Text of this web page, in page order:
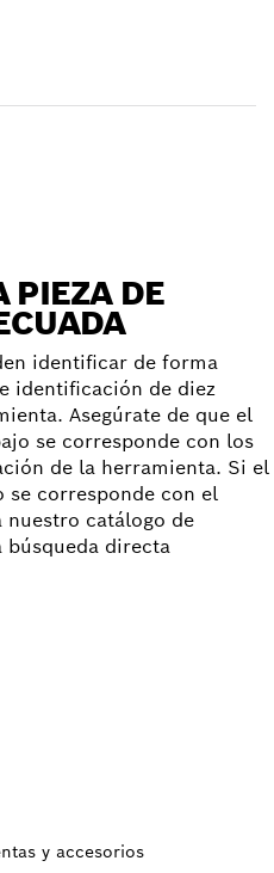
PIEZA DE
identificar de forma
identificación de diez
Asegúrate de que el
se corresponde con los
de la herramienta. Si el
corresponde con el
catálogo de
búsqueda directa
y accesorios